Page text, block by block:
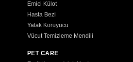
Emici Külot
Hasta Bezi
Yatak Koruyucu
Vücut Temizleme Mendili
PET CARE